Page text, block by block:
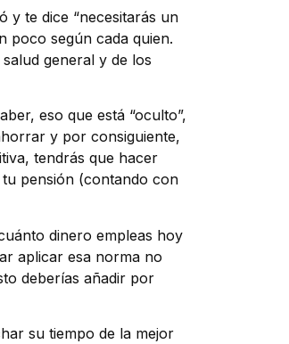
y te dice “necesitarás un
poco según cada quien.
general y de los
eso que está “oculto”,
y por consiguiente,
tendrás que hacer
tu pensión (contando con
dinero empleas hoy
aplicar esa norma no
deberías añadir por
su tiempo de la mejor